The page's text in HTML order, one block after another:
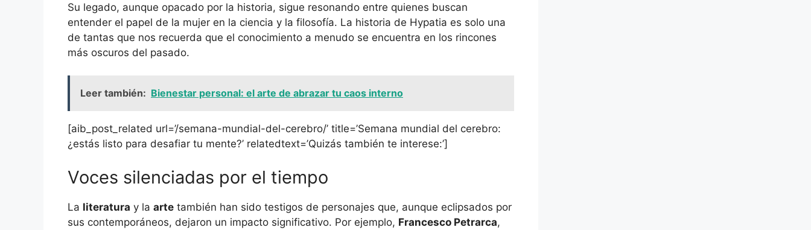
Su legado, aunque opacado por la historia, sigue resonando entre quienes buscan
entender el papel de la mujer en la ciencia y la filosofía. La historia de Hypatia es solo una
de tantas que nos recuerda que el conocimiento a menudo se encuentra en los rincones
más oscuros del pasado.
Leer también: Bienestar personal: el arte de abrazar tu caos interno
[aib_post_related url=’/semana-mundial-del-cerebro/’ title=’Semana mundial del cerebro:
¿estás listo para desafiar tu mente?’ relatedtext=’Quizás también te interese:’]
Voces silenciadas por el tiempo
La literatura y la arte también han sido testigos de personajes que, aunque eclipsados por
sus contemporáneos, dejaron un impacto significativo. Por ejemplo, Francesco Petrarca,